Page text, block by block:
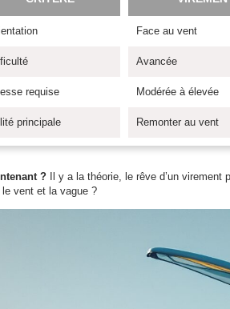
Face au vent
Avancée
requise Modérée à élevée
principale Remonter au vent
? Il y a la théorie, le rêve d’un
le vent et la vague ?